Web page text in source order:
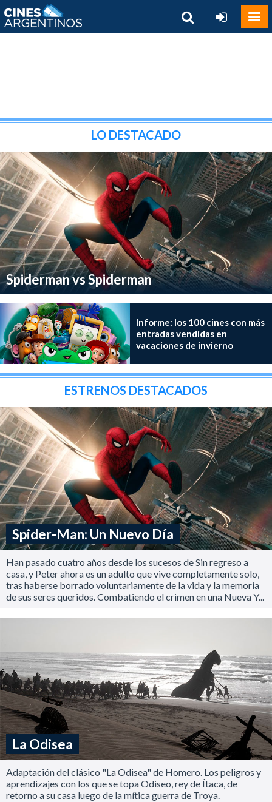
LO DESTACADO
Spiderman vs Spiderman
Informe: los 100 cines con más
entradas vendidas en
vacaciones de invierno
ESTRENOS DESTACADOS
Spider-Man: Un Nuevo Día
Han pasado cuatro años desde los sucesos de Sin regreso a
casa, y Peter ahora es un adulto que vive completamente solo,
tras haberse borrado voluntariamente de la vida y la memoria
de sus seres queridos. Combatiendo el crimen en una Nueva Y...
La Odisea
Adaptación del clásico "La Odisea" de Homero. Los peligros y
aprendizajes con los que se topa Odiseo, rey de Ítaca, de
retorno a su casa luego de la mítica guerra de Troya.